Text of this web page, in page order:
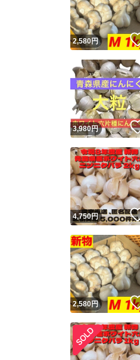
2,580円
3,980円
4,750円
2,580円